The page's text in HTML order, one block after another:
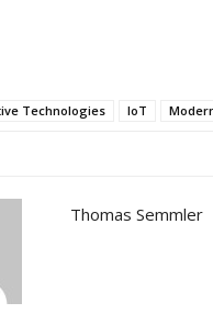
Technologies IoT
Thomas Semmler